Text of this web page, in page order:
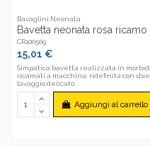
Bavaglini Neonata
Bavetta neonata rosa
CR100509
15,01 €
Simpatica bavetta realizzata in
ricamati a macchina, ridefinita con
lavaggio delicato.
Aggiungi al carrello